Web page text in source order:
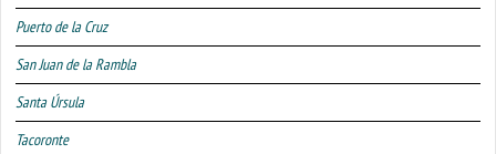
Puerto de la Cruz
San Juan de la Rambla
Santa Úrsula
Tacoronte